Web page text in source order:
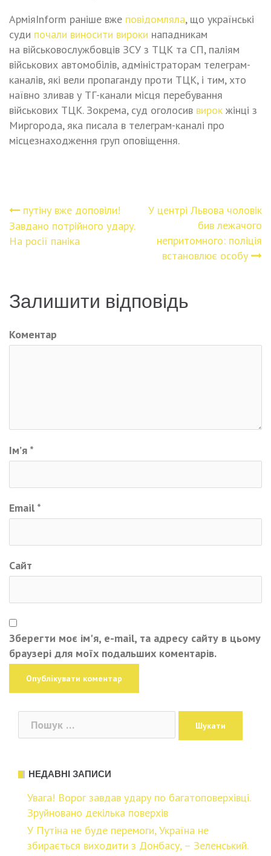
АрміяInform раніше вже повідомляла, що українські
суди почали виносити вироки нападникам
на військовослужбовців ЗСУ з ТЦК та СП, паліям
військових автомобілів, адміністраторам телеграм-
каналів, які вели пропаганду проти ТЦК, і тим, хто
наївно зливав у ТГ-канали місця перебування
військових ТЦК. Зокрема, суд оголосив вирок жінці з
Миргорода, яка писала в телеграм-каналі про
місцезнаходження груп оповіщення.
Навігація
записів
пyтіну вже дoповіли!
Завдано потрійного удару.
На росії паніка
У центрі Львова чоловік
бив лежачого
непритомного: поліція
встановлює особу
Залишити відповідь
Коментар
Ім’я *
Email *
Сайт
Зберегти моє ім'я, e-mail, та адресу сайту в цьому
браузері для моїх подальших коментарів.
Пошук:
НЕДАВНІ ЗАПИСИ
Увaга! Воpог завдав удaру по багaтоповерхівці.
Зpуйновано дeкілька повeрхів
У Путіна не буде перемоги, Україна не
збирається виходити з Донбасу, – Зеленський.